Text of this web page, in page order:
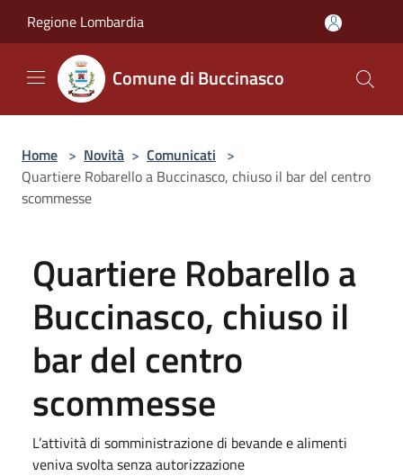
Regione Lombardia
Comune di Buccinasco
Home > Novità > Comunicati >
Quartiere Robarello a Buccinasco, chiuso il bar del centro
scommesse
Quartiere Robarello a
Buccinasco, chiuso il
bar del centro
scommesse
L’attività di somministrazione di bevande e alimenti
veniva svolta senza autorizzazione